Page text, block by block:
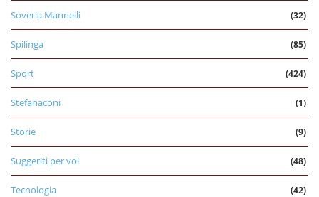
Soveria Mannelli (32)
Spilinga (85)
Sport (424)
Stefanaconi (1)
Storie (9)
Suggeriti per voi (48)
Tecnologia (42)